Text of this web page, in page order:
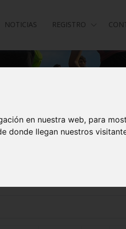
en nuestra web, para
donde llegan nuestros
NOTICIAS REGISTRO